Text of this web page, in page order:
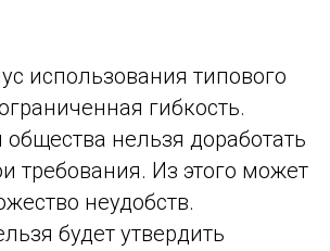
использования типового
гибкость.
нельзя доработать
требования. Из этого может
неудобств.
будет утвердить